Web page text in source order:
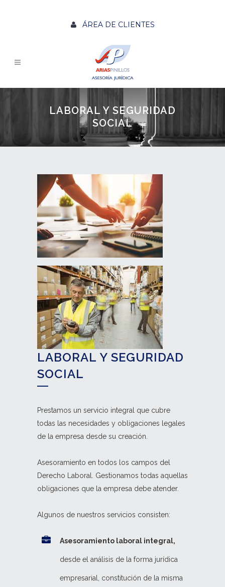
ÁREA DE CLIENTES
LABORAL Y SEGURIDAD
SOCIAL
LABORAL Y SEGURIDAD
SOCIAL
Prestamos un servicio integral que cubre
todas las necesidades y obligaciones legales
de la empresa desde su creación.
Asesoramiento en todos los campos del
Derecho Laboral. Gestionamos todas aquellas
obligaciones que la empresa debe atender.
Algunos de nuestros servicios consisten:
Asesoramiento laboral integral,
desde el análisis de la forma jurídica
empresarial, constitución de la misma